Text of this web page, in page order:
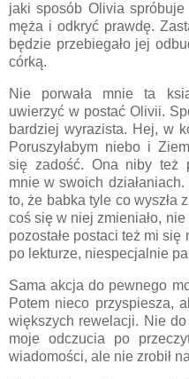
jaki sposób Olivia spróbuje
męża i odkryć prawdę.
będzie przebiegało jej
córką.
Nie porwała mnie ta
uwierzyć w postać Olivii.
bardziej wyrazista. Hej, w
Poruszyłabym niebo i
się zadość. Ona niby też
mnie w swoich
to, że babka tyle co wyszła
coś się w niej zmieniało,
pozostałe postaci też mi
po lekturze, niespecjalnie
Sama akcja do pewnego
Potem nieco przyspiesza,
większych rewelacji. Nie
moje odczucia po
wiadomości, ale nie zrobił